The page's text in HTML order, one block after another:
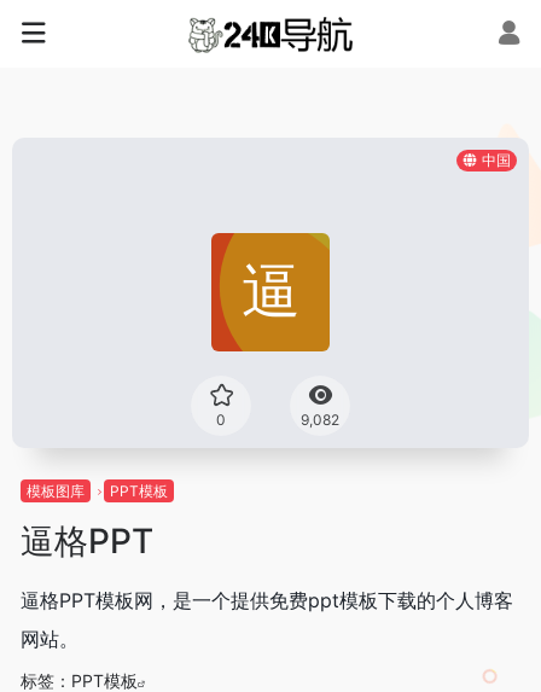
中国
0 9,082
模板图库 PPT模板
逼格PPT
逼格PPT模板网，是一个提供免费ppt模板下载的个人博客
网站。
标签： PPT模板